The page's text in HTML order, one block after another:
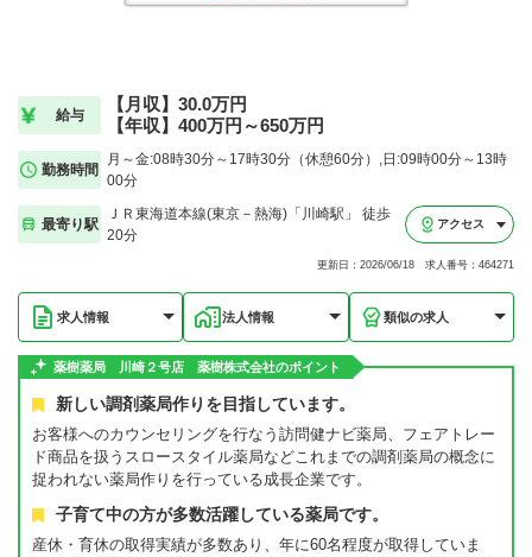
給与
【月収】30.0万円
【年収】400万円～650万円
勤務時間
月～金:08時30分～17時30分（休憩60分）,日:09時00分～13時
00分
最寄り駅
ＪＲ東海道本線(東京－熱海)「川崎駅」 徒歩
20分
アクセス
更新日：2026/06/18 求人番号：464271
求人情報 法人情報 類似の求人
薬樹薬局 川崎２号店 薬樹株式会社のポイント
新しい調剤薬局作りを目指しています。
お客様へのカウンセリングを行なう訪問健ナビ薬局、フェアトレー
ド商品を扱うスロースタイル薬局などこれまでの調剤薬局の概念に
捉われない薬局作りを行っている成長企業です。
子育て中の方が多数活躍している薬局です。
産休・育休の取得実績が多数あり、年に60名程度が取得していま